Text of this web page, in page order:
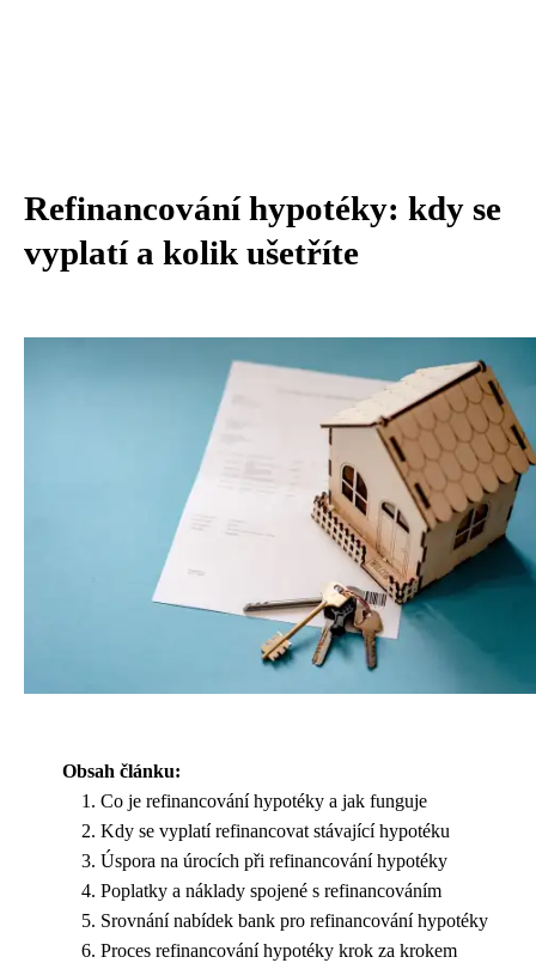
Refinancování hypotéky: kdy se
vyplatí a kolik ušetříte
Obsah článku:
Co je refinancování hypotéky a jak funguje
Kdy se vyplatí refinancovat stávající hypotéku
Úspora na úrocích při refinancování hypotéky
Poplatky a náklady spojené s refinancováním
Srovnání nabídek bank pro refinancování hypotéky
Proces refinancování hypotéky krok za krokem